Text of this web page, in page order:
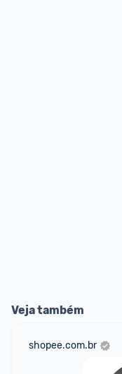
Veja também
shopee.com.br